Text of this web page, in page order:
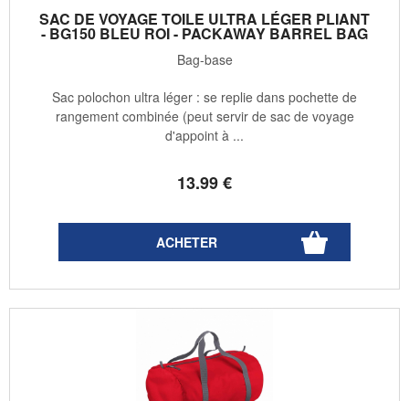
SAC DE VOYAGE TOILE ULTRA LÉGER PLIANT
- BG150 BLEU ROI - PACKAWAY BARREL BAG
Bag-base
13.99€
Sac polochon ultra léger : se replie dans pochette de
rangement combinée (peut servir de sac de voyage
d'appoint à ...